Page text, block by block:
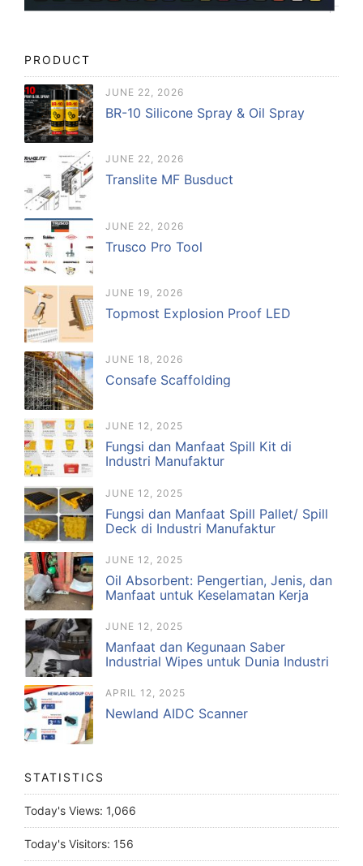
PRODUCT
JUNE 22, 2026
BR-10 Silicone Spray & Oil Spray
JUNE 22, 2026
Translite MF Busduct
JUNE 22, 2026
Trusco Pro Tool
JUNE 19, 2026
Topmost Explosion Proof LED
JUNE 18, 2026
Consafe Scaffolding
JUNE 12, 2025
Fungsi dan Manfaat Spill Kit di
Industri Manufaktur
JUNE 12, 2025
Fungsi dan Manfaat Spill Pallet/ Spill
Deck di Industri Manufaktur
JUNE 12, 2025
Oil Absorbent: Pengertian, Jenis, dan
Manfaat untuk Keselamatan Kerja
JUNE 12, 2025
Manfaat dan Kegunaan Saber
Industrial Wipes untuk Dunia Industri
APRIL 12, 2025
Newland AIDC Scanner
STATISTICS
Today's Views: 1,066
Today's Visitors: 156